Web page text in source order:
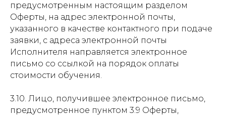
предусмотренным настоящим разделом
Оферты, на адрес электронной почты,
указанного в качестве контактного при подаче
заявки, с адреса электронной почты
Исполнителя направляется электронное
письмо со ссылкой на порядок оплаты
стоимости обучения.
3.10. Лицо, получившее электронное письмо,
предусмотренное пунктом 3.9 Оферты,